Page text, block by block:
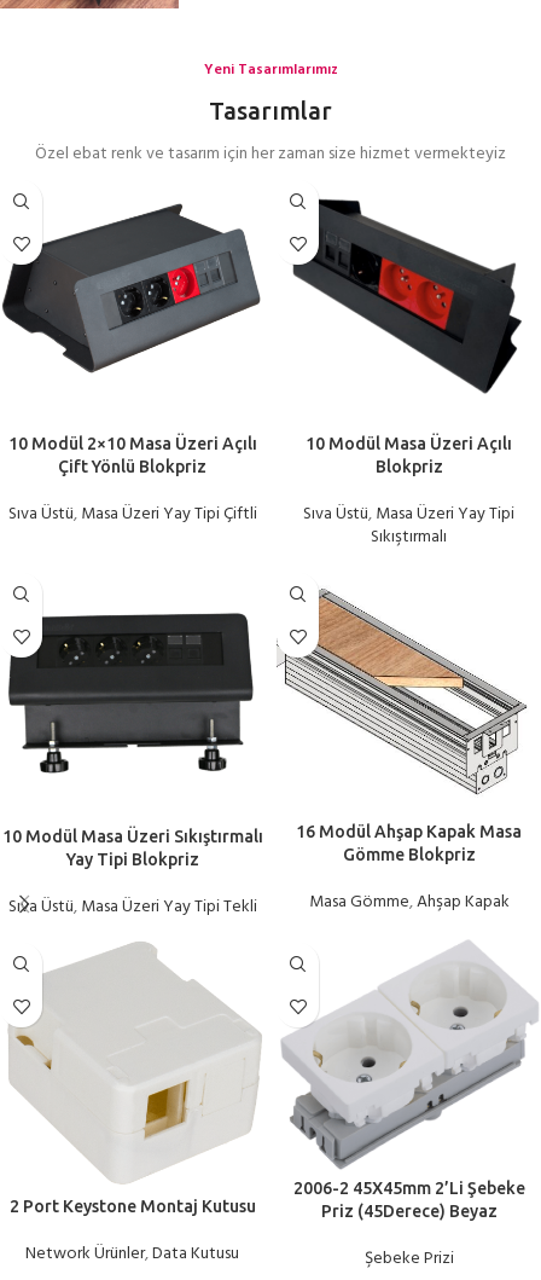
Yeni Tasarımlarımız
Tasarımlar
Özel ebat renk ve tasarım için her zaman size hizmet vermekteyiz
10 Modül 2×10 Masa Üzeri Açılı
Çift Yönlü Blokpriz
Sıva Üstü,Masa Üzeri Yay Tipi Çiftli
10 Modül Masa Üzeri Açılı
Blokpriz
Sıva Üstü,Masa Üzeri Yay Tipi
Sıkıştırmalı
10 Modül Masa Üzeri Sıkıştırmalı
Yay Tipi Blokpriz
Sıva Üstü,Masa Üzeri Yay Tipi Tekli
16 Modül Ahşap Kapak Masa
Gömme Blokpriz
Masa Gömme,Ahşap Kapak
2 Port Keystone Montaj Kutusu
Network Ürünler,Data Kutusu
2006-2 45X45mm 2’Li Şebeke
Priz (45Derece) Beyaz
Şebeke Prizi